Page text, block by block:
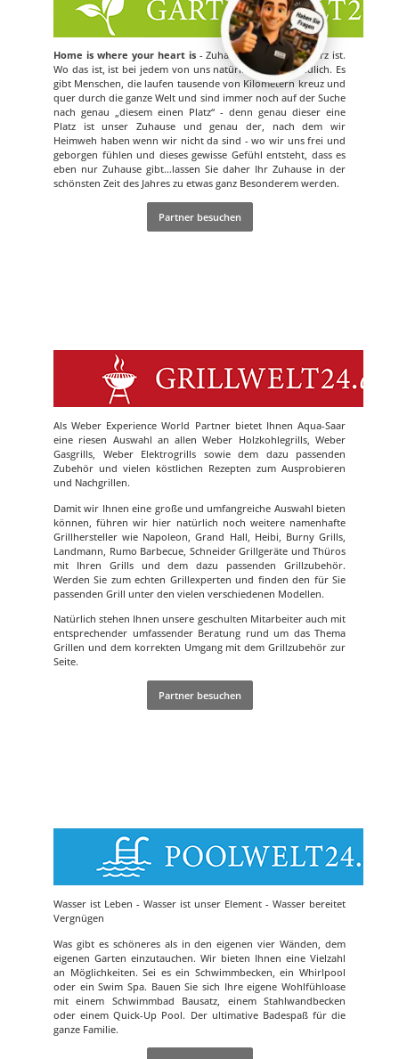
Home is where your heart is- Zuhause ist, wo dein Herz ist.
Wo das ist, ist bei jedem von uns natürlich unterschiedlich. Es
gibt Menschen, die laufen tausende von Kilometern kreuz und
quer durch die ganze Welt und sind immer noch auf der Suche
nach genau „diesem einen Platz“ - denn genau dieser eine
Platz ist unser Zuhause und genau der, nach dem wir
Heimweh haben wenn wir nicht da sind - wo wir uns frei und
geborgen fühlen und dieses gewisse Gefühl entsteht, dass es
eben nur Zuhause gibt…lassen Sie daher Ihr Zuhause in der
schönsten Zeit des Jahres zu etwas ganz Besonderem werden.
Partner besuchen
Als Weber Experience World Partner bietet Ihnen Aqua-Saar
eine riesen Auswahl an allen Weber Holzkohlegrills, Weber
Gasgrills, Weber Elektrogrills sowie dem dazu passenden
Zubehör und vielen köstlichen Rezepten zum Ausprobieren
und Nachgrillen.
Damit wir Ihnen eine große und umfangreiche Auswahl bieten
können, führen wir hier natürlich noch weitere namenhafte
Grillhersteller wie Napoleon, Grand Hall, Heibi, Burny Grills,
Landmann, Rumo Barbecue, Schneider Grillgeräte und Thüros
mit Ihren Grills und dem dazu passenden Grillzubehör.
Werden Sie zum echten Grillexperten und finden den für Sie
passenden Grill unter den vielen verschiedenen Modellen.
Natürlich stehen Ihnen unsere geschulten Mitarbeiter auch mit
entsprechender umfassender Beratung rund um das Thema
Grillen und dem korrekten Umgang mit dem Grillzubehör zur
Seite.
Partner besuchen
Wasser ist Leben - Wasser ist unser Element - Wasser bereitet
Vergnügen
Was gibt es schöneres als in den eigenen vier Wänden, dem
eigenen Garten einzutauchen. Wir bieten Ihnen eine Vielzahl
an Möglichkeiten. Sei es ein Schwimmbecken, ein Whirlpool
oder ein Swim Spa. Bauen Sie sich Ihre eigene Wohlfühloase
mit einem Schwimmbad Bausatz, einem Stahlwandbecken
oder einem Quick-Up Pool. Der ultimative Badespaß für die
ganze Familie.